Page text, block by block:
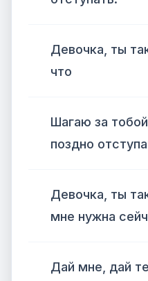
Девочка, ты
что
Шагаю за
поздно
Девочка, ты
мне нужна
Дай мне, дай